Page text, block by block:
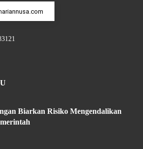
Biarkan Risiko Mengendalikan